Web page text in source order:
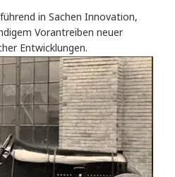
in Sachen Innovation,
Vorantreiben neuer
Entwicklungen.